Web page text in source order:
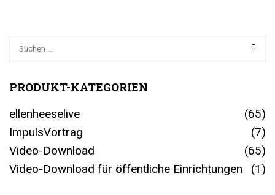
PRODUKT-KATEGORIEN
ellenheeselive
(65)
ImpulsVortrag
(7)
Video-Download
(65)
Video-Download für öffentliche Einrichtungen
(1)